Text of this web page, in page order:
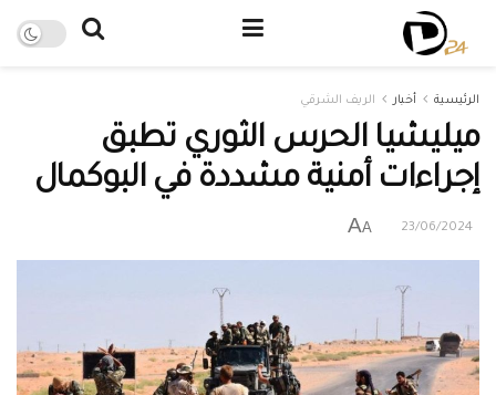
الرئيسية أخبار الريف الشرقي
ميليشيا الحرس الثوري تطبق
إجراءات أمنية مشددة في البوكمال
23/06/2024
A
A